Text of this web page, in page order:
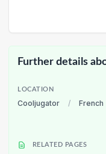
Further details
LOCATION
Cooljugator / French
RELATED PAGES